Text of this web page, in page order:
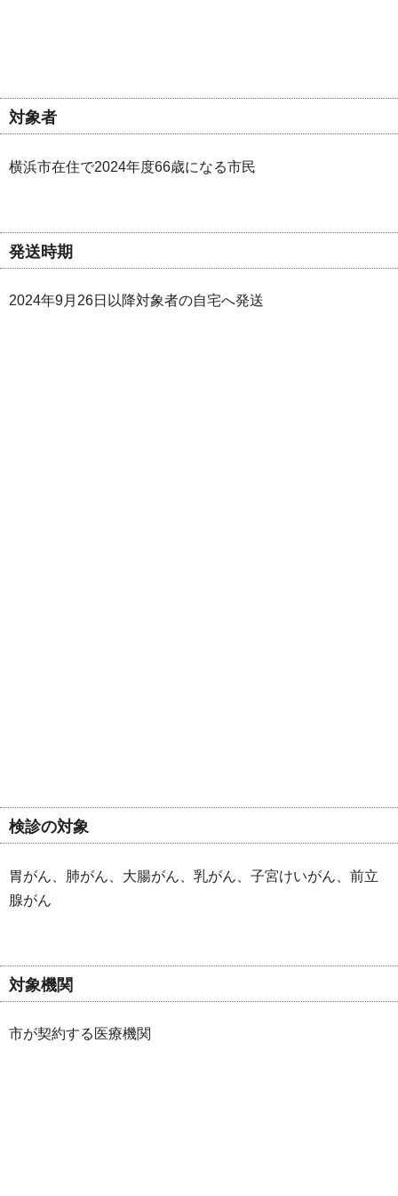
対象者
横浜市在住で2024年度66歳になる市民
発送時期
2024年9月26日以降対象者の自宅へ発送
検診の対象
胃がん、肺がん、大腸がん、乳がん、子宮けいがん、前立
腺がん
対象機関
市が契約する医療機関